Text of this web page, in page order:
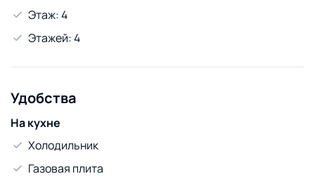
Этаж: 4
Этажей: 4
Удобства
На кухне
Холодильник
Газовая плита